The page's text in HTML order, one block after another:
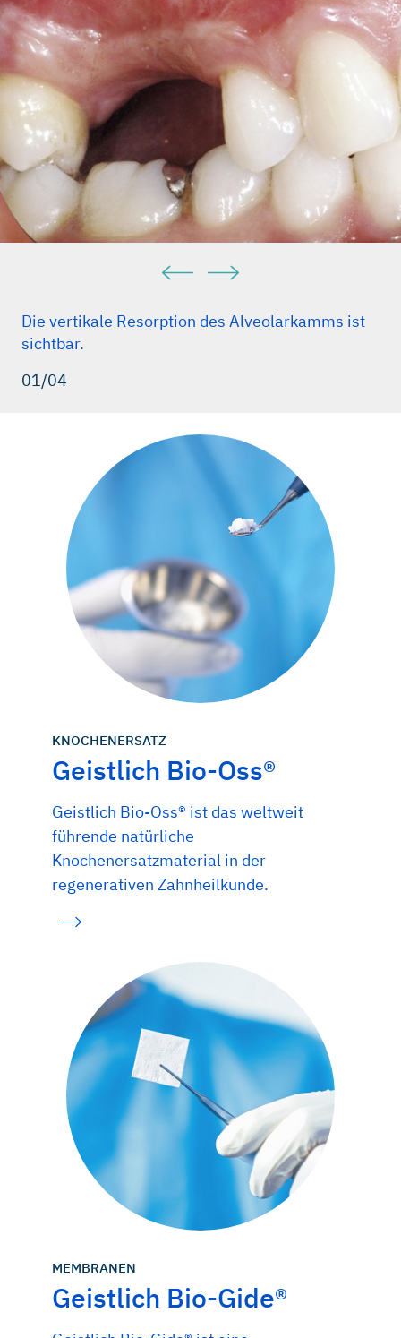
Die vertikale Resorption des Alveolarkamms ist
sichtbar.
01/04
KNOCHENERSATZ
Geistlich Bio-Oss®
Geistlich Bio-Oss® ist das weltweit
führende natürliche
Knochenersatzmaterial in der
regenerativen Zahnheilkunde.
MEMBRANEN
Geistlich Bio-Gide®